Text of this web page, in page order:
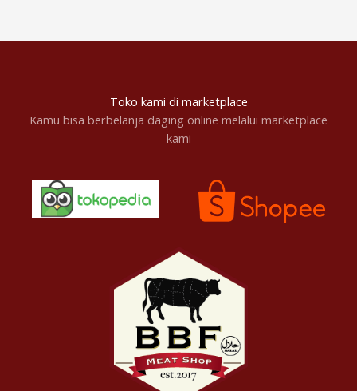
Toko kami di marketplace
Kamu bisa berbelanja daging online melalui marketplace
kami